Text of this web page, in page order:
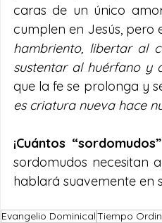
caras de un único
cumplen en Jesús, pero
hambriento, libertar al
sustentar al huérfano y
que la fe se prolonga y
es criatura nueva hace
¡Cuántos
sordomudos necesitan
hablará suavemente en
Evangelio DominicalTiempo